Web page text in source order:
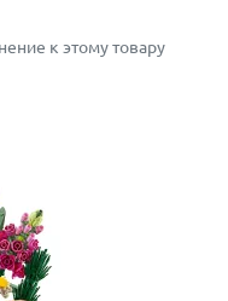
композиция Лего
вас
которые
в стильной
цветок в
к этому товару